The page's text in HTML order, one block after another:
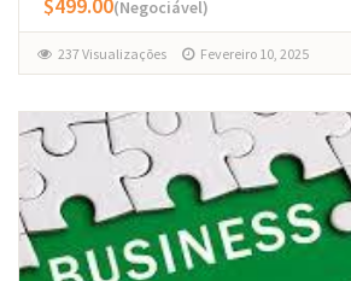
(Negociável)
237 Visualizações Fevereiro 10, 2025